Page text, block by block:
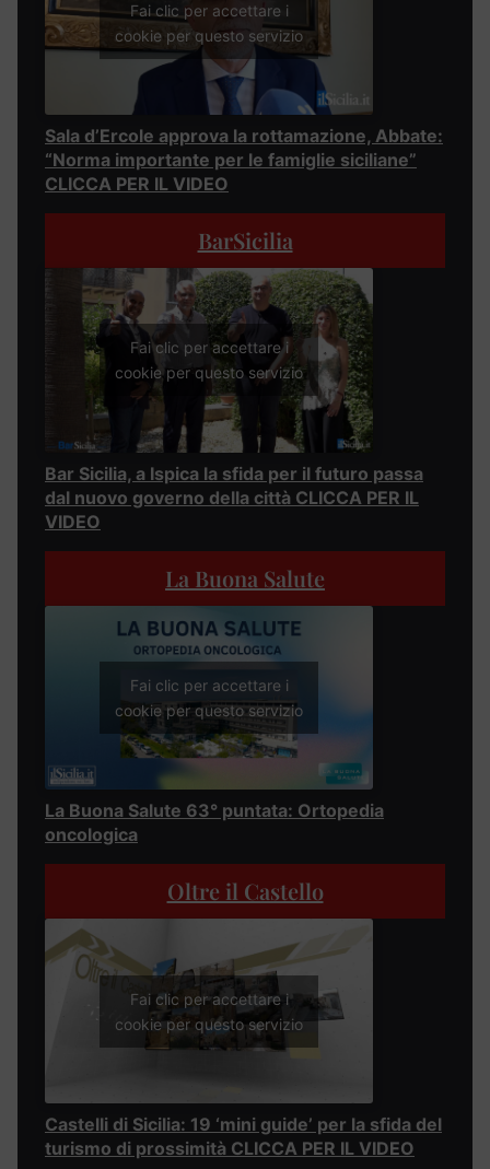
Fai clic per accettare i
cookie per questo servizio
Sala d’Ercole approva la rottamazione, Abbate:
“Norma importante per le famiglie siciliane”
CLICCA PER IL VIDEO
BarSicilia
Fai clic per accettare i
cookie per questo servizio
Bar Sicilia, a Ispica la sfida per il futuro passa
dal nuovo governo della città CLICCA PER IL
VIDEO
La Buona Salute
Fai clic per accettare i
cookie per questo servizio
La Buona Salute 63° puntata: Ortopedia
oncologica
Oltre il Castello
Fai clic per accettare i
cookie per questo servizio
Castelli di Sicilia: 19 ‘mini guide’ per la sfida del
turismo di prossimità CLICCA PER IL VIDEO